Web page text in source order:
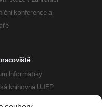
konference a
Informatiky
knihovna UJEP
kolejí a menz